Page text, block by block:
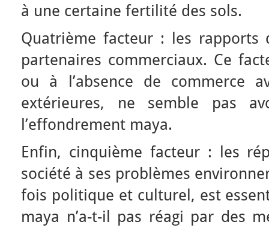
à une certaine fertilité des sols.
Quatrième facteur : les rapports
partenaires commerciaux. Ce
ou à l’absence de commerce
extérieures, ne semble pas
l’effondrement maya.
Enfin, cinquième facteur : les
société à ses problèmes
fois politique et culturel, est
maya n’a-t-il pas réagi par des